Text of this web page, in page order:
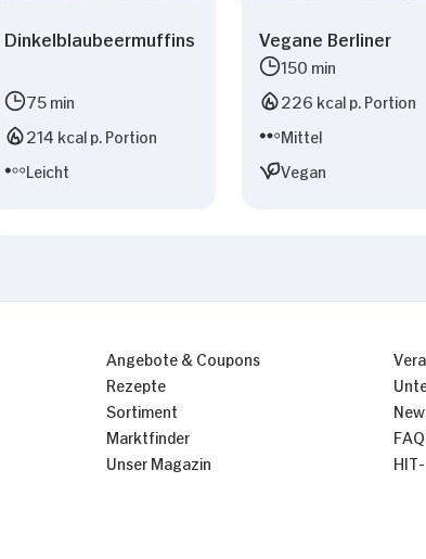
Dinkelblaubeermuffins
75 min
214 kcal p. Portion
Leicht
Vegane Berliner
150 min
226 kcal p. Portion
Mittel
Vegan
Angebote & Coupons
Rezepte
Sortiment
Marktfinder
Unser Magazin
FAQ